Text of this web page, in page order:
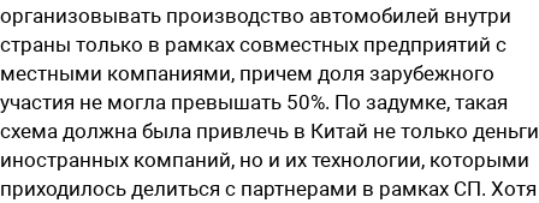
организовывать производство автомобилей внутри
страны только в рамках совместных предприятий с
местными компаниями, причем доля зарубежного
участия не могла превышать 50%. По задумке, такая
схема должна была привлечь в Китай не только деньги
иностранных компаний, но и их технологии, которыми
приходилось делиться с партнерами в рамках СП. Хотя